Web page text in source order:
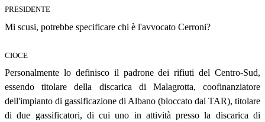
PRESIDENTE
Mi scusi, potrebbe specificare chi è l'avvocato Cerroni?
CIOCE
Personalmente lo definisco il padrone dei rifiuti del Centro-Sud,
essendo titolare della discarica di Malagrotta, coofinanziatore
dell'impianto di gassificazione di Albano (bloccato dal TAR), titolare
di due gassificatori, di cui uno in attività presso la discarica di